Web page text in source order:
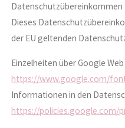
Datenschutzübereinkommen
Dieses
der EU geltenden
Einzelheiten über Google
https://www.google.com/
Informationen in den
https://policies.google.com/